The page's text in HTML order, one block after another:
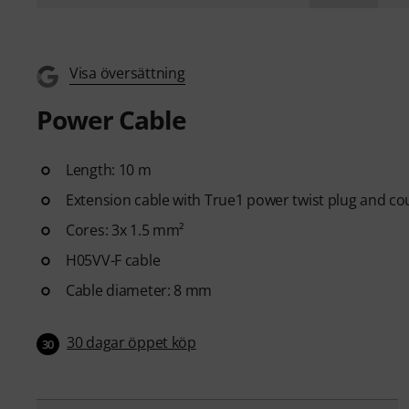
Visa översättning
Power Cable
Length: 10 m
Extension cable with True1 power twist plug and
Cores: 3x 1.5 mm²
H05VV-F cable
Cable diameter: 8 mm
30 30 dagar öppet köp